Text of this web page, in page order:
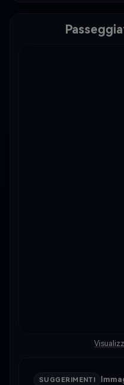
SUGGERIMENTI